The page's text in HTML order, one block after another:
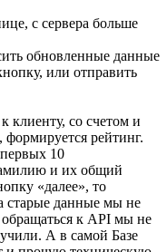
с сервера больше
обновленные данные
или отправить
клиенту, со счетом и
рейтинг.
10
и их общий
«далее», то
старые данные мы не
к API мы не
А в самой Базе